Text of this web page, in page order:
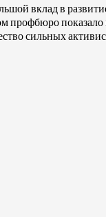
вклад в
профбюро
сильных